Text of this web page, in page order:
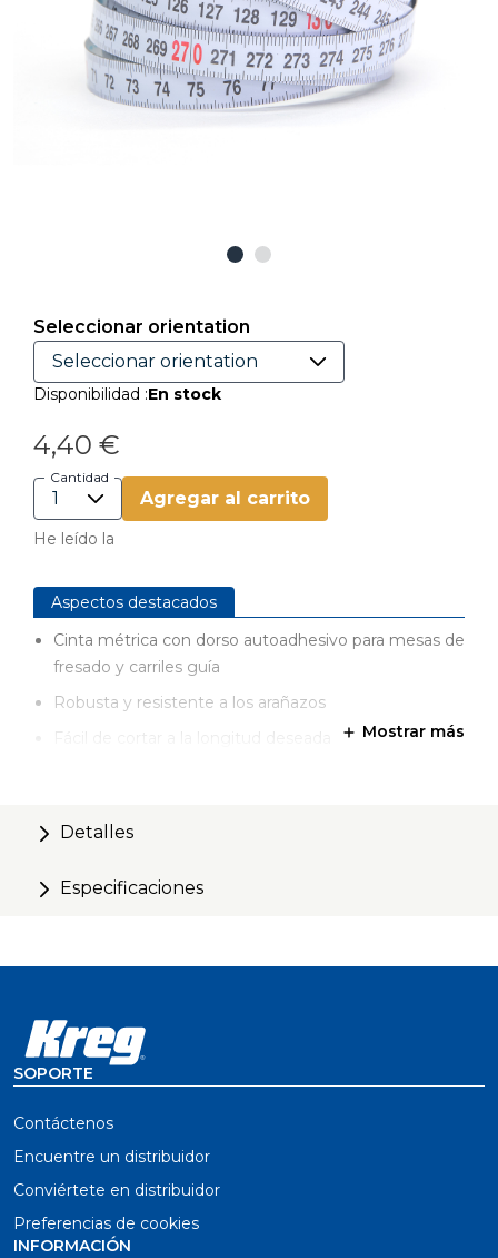
Seleccionar orientation
Disponibilidad :En stock
4,40 €
Cantidad
Agregar al carrito
He leído la
Aspectos destacados
Cinta métrica con dorso autoadhesivo para mesas de
fresado y carriles guía
Robusta y resistente a los arañazos
Mostrar más
Detalles
Especificaciones
SOPORTE
Contáctenos
Encuentre un distribuidor
Conviértete en distribuidor
Preferencias de cookies
INFORMACIÓN